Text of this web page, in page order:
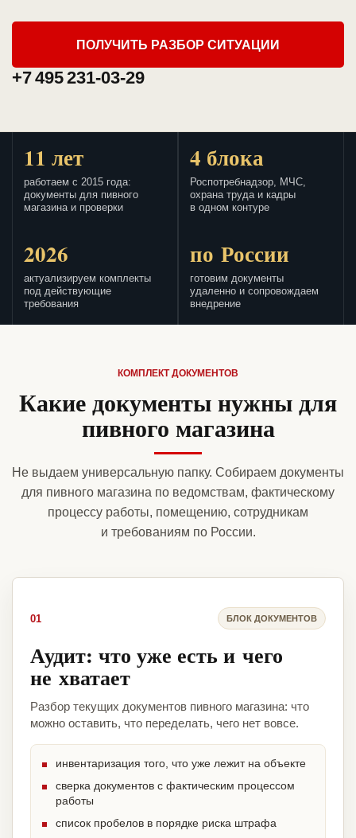
ПОЛУЧИТЬ РАЗБОР СИТУАЦИИ
+7 495 231-03-29
11 лет
работаем с 2015 года:
документы для пивного
магазина и проверки
4 блока
Роспотребнадзор, МЧС,
охрана труда и кадры
в одном контуре
2026
актуализируем комплекты
под действующие
требования
по России
готовим документы
удаленно и сопровождаем
внедрение
КОМПЛЕКТ ДОКУМЕНТОВ
Какие документы нужны для
пивного магазина
Не выдаем универсальную папку. Собираем документы
для пивного магазина по ведомствам, фактическому
процессу работы, помещению, сотрудникам
и требованиям по России.
01 БЛОК ДОКУМЕНТОВ
Аудит: что уже есть и чего
не хватает
Разбор текущих документов пивного магазина: что
можно оставить, что переделать, чего нет вовсе.
инвентаризация того, что уже лежит на объекте
сверка документов с фактическим процессом
работы
список пробелов в порядке риска штрафа